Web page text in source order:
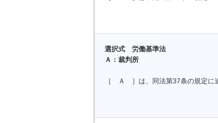
選択式 労働基準法
Ａ：裁判所
［ Ａ ］は、同法第37条の規定に